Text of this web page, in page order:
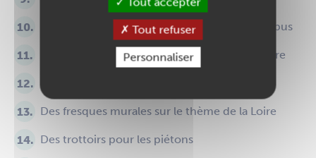
Marchons en sécurité jusqu’à l’école en pédibus
L’aménagement du square barrière Saint Pierre
Des fresques murales sur le thème de la Loire
Des trottoirs pour les piétons
Tout refuser
Personnaliser